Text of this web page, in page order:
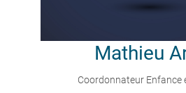
Mathieu
Coordonnateur Enfance